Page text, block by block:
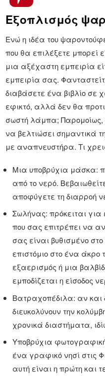
Εξοπλισμός
Ενώ η ιδέα του
που θα επιλέξετε μπορεί
μια αξέχαστη εμπειρία
εμπειρία σας.
διαβάσετε ένα βιβλίο σε
εφικτό, αλλά δεν θα
σωστή λάμπα; Παρομοίως,
να βελτιώσει σημαντικά
με αναπνευστήρα. Τι
Μια υποβρύχια μάσκα:
από το νερό.
αποφύγετε τη διαρροή
Σωλήνας: πρόκειται
που σας επιτρέπει να
σας είναι βυθισμένο
επιστόμιο στο ένα
εξαερισμός ή μια
εμποδίζεται η είσοδος
Βατραχοπέδιλα: αν και
διευκολύνουν την
χρονικά διαστήματα,
Υποβρύχια
ένα γραφικό νησί στις
αυτή είναι η πρώτη και